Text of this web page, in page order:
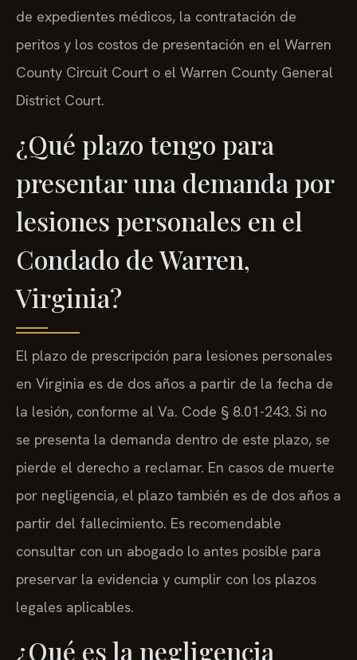
de expedientes médicos, la contratación de
peritos y los costos de presentación en el Warren
County Circuit Court o el Warren County General
District Court.
¿Qué plazo tengo para
presentar una demanda por
lesiones personales en el
Condado de Warren,
Virginia?
El plazo de prescripción para lesiones personales
en Virginia es de dos años a partir de la fecha de
la lesión, conforme al Va. Code § 8.01-243. Si no
se presenta la demanda dentro de este plazo, se
pierde el derecho a reclamar. En casos de muerte
por negligencia, el plazo también es de dos años a
partir del fallecimiento. Es recomendable
consultar con un abogado lo antes posible para
preservar la evidencia y cumplir con los plazos
legales aplicables.
¿Qué es la negligencia